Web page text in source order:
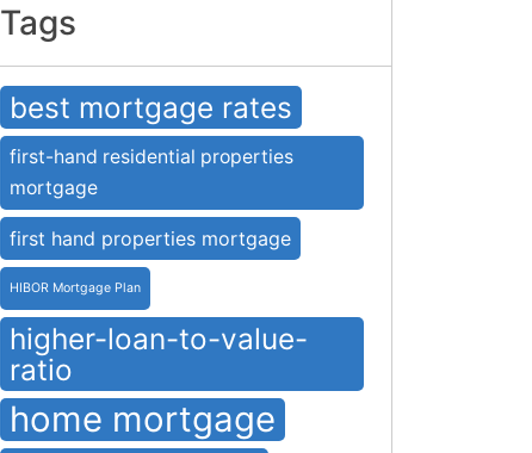
Tags
best mortgage rates
first-hand residential properties
mortgage
first hand properties mortgage
HIBOR Mortgage Plan
higher-loan-to-value-
ratio
home mortgage